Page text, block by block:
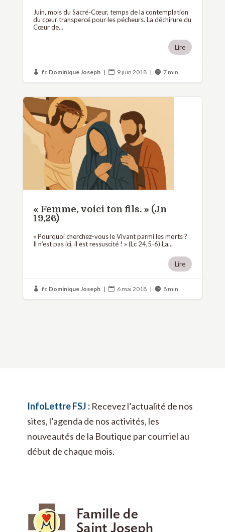
Juin, mois du Sacré-Cœur, temps de la contemplation
du cœur transpercé pour les pécheurs. La déchirure du
Cœur de...
Lire
 fr. Dominique Joseph |  9 juin 2018 |  7 min
« Femme, voici ton fils. » (Jn
19,26)
« Pourquoi cherchez-vous le Vivant parmi les morts ?
Il n’est pas ici, il est ressuscité ! » (Lc 24,5-6) La...
Lire
 fr. Dominique Joseph |  6 mai 2018 |  8 min
InfoLettre FSJ : Recevez l’actualité de nos
sites, l’agenda de nos activités, les
nouveautés de la Boutique par courriel au
début de chaque mois.